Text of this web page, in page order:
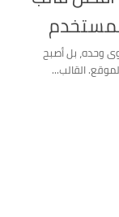
وحده، بل أصبح
القالب...